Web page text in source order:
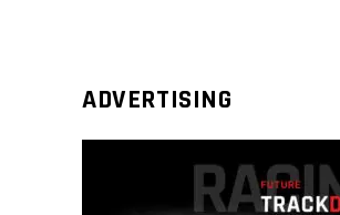
ADVERTISING